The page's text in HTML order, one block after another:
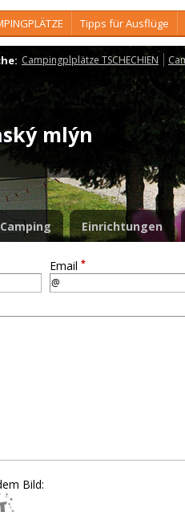
Tipps für Ausflüge
Campingplplätze TSCHECHIEN
mlýn
Camping Einrichtungen
Email *
Bild: